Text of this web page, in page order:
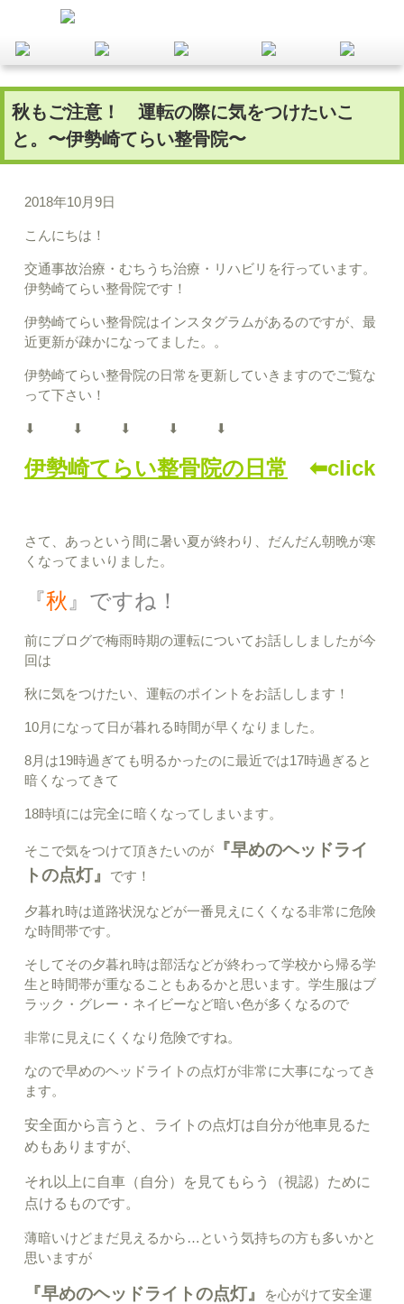
秋もご注意！ 運転の際に気をつけたいこ
と。〜伊勢崎てらい整骨院〜
2018年10月9日
こんにちは！
交通事故治療・むちうち治療・リハビリを行っています。
伊勢崎てらい整骨院です！
伊勢崎てらい整骨院はインスタグラムがあるのですが、最
近更新が疎かになってました。。
伊勢崎てらい整骨院の日常を更新していきますのでご覧な
って下さい！
⬇︎ ⬇︎ ⬇︎ ⬇︎ ⬇︎
伊勢崎てらい整骨院の日常 ⬅︎click
さて、あっという間に暑い夏が終わり、だんだん朝晩が寒
くなってまいりました。
『秋 』 ですね！
前にブログで梅雨時期の運転についてお話ししましたが今
回は
秋に気をつけたい、運転のポイントをお話しします！
10月になって日が暮れる時間が早くなりました。
8月は19時過ぎても明るかったのに最近では17時過ぎると
暗くなってきて
18時頃には完全に暗くなってしまいます。
そこで気をつけて頂きたいのが
『早めのヘッドライ
トの点灯』
です！
夕暮れ時は道路状況などが一番見えにくくなる非常に危険
な時間帯です。
そしてその夕暮れ時は部活などが終わって学校から帰る学
生と時間帯が重なることもあるかと思います。学生服はブ
ラック・グレー・ネイビーなど暗い色が多くなるので
非常に見えにくくなり危険ですね。
なので早めのヘッドライトの点灯が非常に大事になってき
ます。
安全面から言うと、ライトの点灯は自分が他車見るた
めもありますが、
それ以上に自車（自分）を見てもらう（視認）ために
点けるものです。
薄暗いけどまだ見えるから…という気持ちの方も多いかと
思いますが
『早めのヘッドライトの点灯』
を心がけて安全運